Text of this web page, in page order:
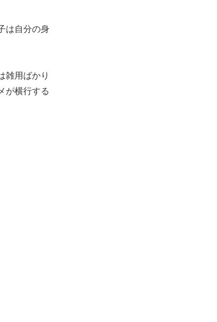
は自分の身
雑用ばかり
が横行する